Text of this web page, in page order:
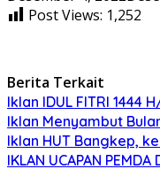
Post Views: 1,252
Berita Terkait
Iklan IDUL FITRI 1444
Iklan Menyambut
Iklan HUT Bangkep,
IKLAN UCAPAN PEMDA